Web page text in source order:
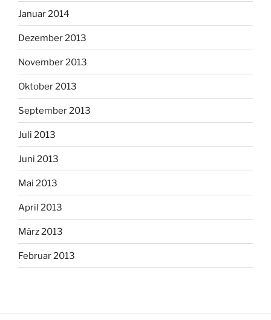
Januar 2014
Dezember 2013
November 2013
Oktober 2013
September 2013
Juli 2013
Juni 2013
Mai 2013
April 2013
März 2013
Februar 2013